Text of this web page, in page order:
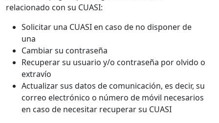
relacionado con su CUASI:
Solicitar una CUASI en caso de no disponer de
una
Cambiar su contraseña
Recuperar su usuario y/o contraseña por olvido o
extravío
Actualizar sus datos de comunicación, es decir, su
correo electrónico o número de móvil necesarios
en caso de necesitar recuperar su CUASI